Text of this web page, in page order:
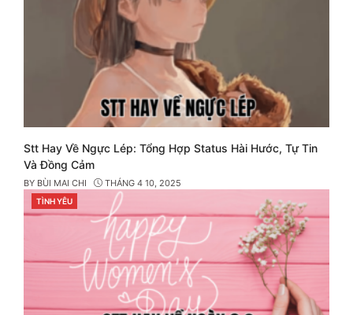
Stt Hay Về Ngực Lép: Tổng Hợp Status Hài Hước, Tự Tin
Và Đồng Cảm
BY BÙI MAI CHI
THÁNG 4 10, 2025
CATEGORIES
TÌNH YÊU